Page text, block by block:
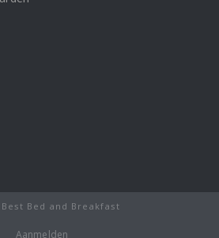
Bed and Breakfast
Aanmelden